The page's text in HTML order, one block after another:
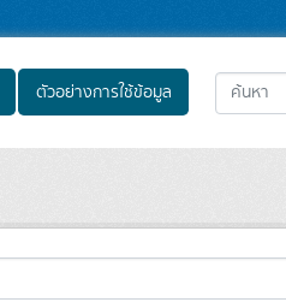
ตัวอย่างการใช้ข้อมูล